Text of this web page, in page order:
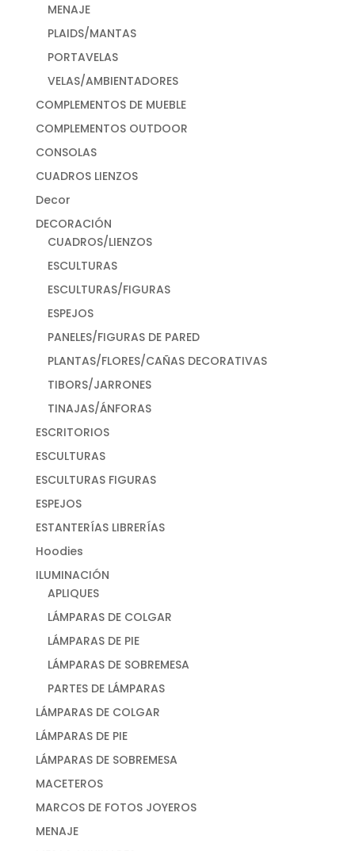
MENAJE
PLAIDS/MANTAS
PORTAVELAS
VELAS/AMBIENTADORES
COMPLEMENTOS DE MUEBLE
COMPLEMENTOS OUTDOOR
CONSOLAS
CUADROS LIENZOS
Decor
DECORACIÓN
CUADROS/LIENZOS
ESCULTURAS
ESCULTURAS/FIGURAS
ESPEJOS
PANELES/FIGURAS DE PARED
PLANTAS/FLORES/CAÑAS DECORATIVAS
TIBORS/JARRONES
TINAJAS/ÁNFORAS
ESCRITORIOS
ESCULTURAS
ESCULTURAS FIGURAS
ESPEJOS
ESTANTERÍAS LIBRERÍAS
Hoodies
ILUMINACIÓN
APLIQUES
LÁMPARAS DE COLGAR
LÁMPARAS DE PIE
LÁMPARAS DE SOBREMESA
PARTES DE LÁMPARAS
LÁMPARAS DE COLGAR
LÁMPARAS DE PIE
LÁMPARAS DE SOBREMESA
MACETEROS
MARCOS DE FOTOS JOYEROS
MENAJE